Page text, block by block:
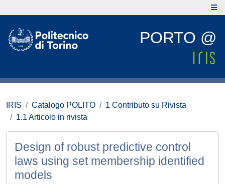
PORTO @
IRIS Catalogo POLITO
1 Contributo su Rivista
1.1 Articolo in rivista
Design of robust predictive control
laws using set membership identified
models